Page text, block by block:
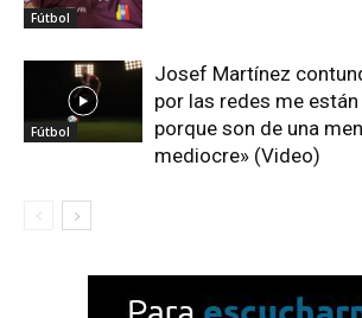
Fútbol
Fútbol
Josef Martínez
por las redes me
porque son de una
mediocre» (Video)